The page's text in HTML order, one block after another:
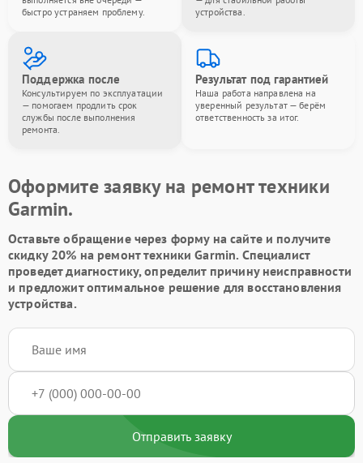
быстро устраняем проблему.
устройства.
Поддержка после
Консультируем по эксплуатации
— помогаем продлить срок
службы после выполнения
ремонта.
Результат под гарантией
Наша работа направлена на
уверенный результат — берём
ответственность за итог.
Оформите заявку на ремонт техники
Garmin.
Оставьте обращение через форму на сайте и получите
скидку 20% на ремонт техники Garmin. Специалист
проведет диагностику, определит причину неисправности
и предложит оптимальное решение для восстановления
устройства.
Отправить заявку